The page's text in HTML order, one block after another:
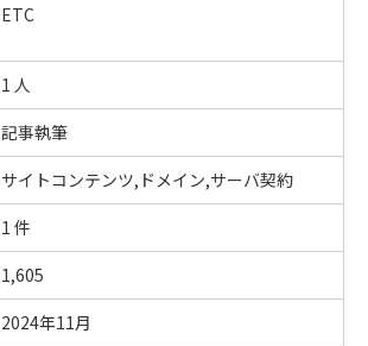
ETC
1 人
記事執筆
サイトコンテンツ,ドメイン,サーバ契約
1 件
1,605
2024年11月